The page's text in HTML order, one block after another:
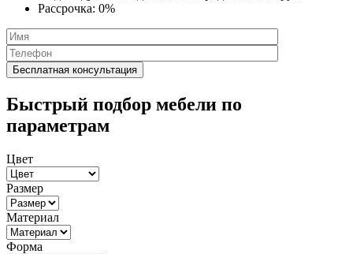
Рассрочка: 0%
Быстрый подбор мебели по
параметрам
Цвет
Размер
Материал
Форма